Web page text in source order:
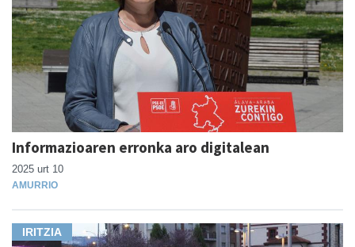
Informazioaren erronka aro digitalean
2025 urt 10
AMURRIO
IRITZIA